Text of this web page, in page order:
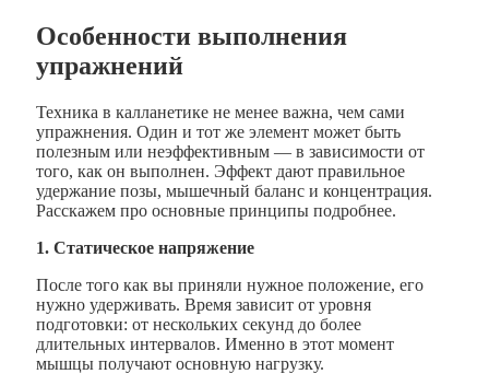
Особенности выполнения
упражнений
Техника в калланетике не менее важна, чем сами
упражнения. Один и тот же элемент может быть
полезным или неэффективным — в зависимости от
того, как он выполнен. Эффект дают правильное
удержание позы, мышечный баланс и концентрация.
Расскажем про основные принципы подробнее.
1. Статическое напряжение
После того как вы приняли нужное положение, его
нужно удерживать. Время зависит от уровня
подготовки: от нескольких секунд до более
длительных интервалов. Именно в этот момент
мышцы получают основную нагрузку.